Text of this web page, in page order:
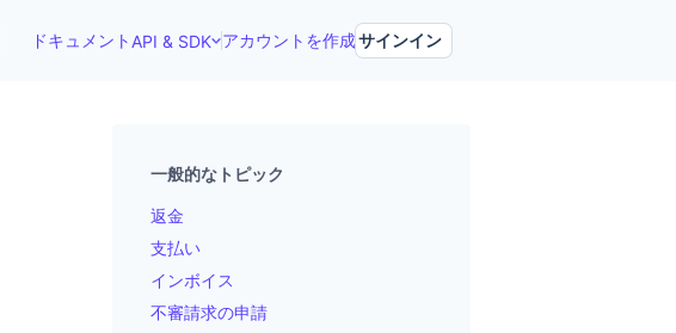
ドキュメント API & SDK アカウントを作成サインイン
一般的なトピック
返金
支払い
インボイス
不審請求の申請